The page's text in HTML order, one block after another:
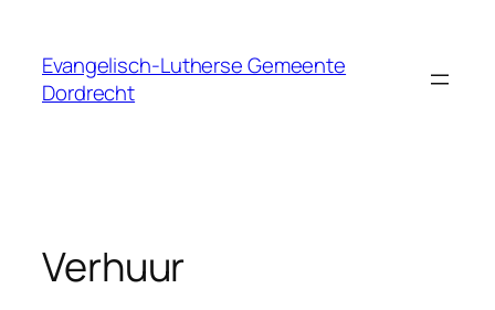
content
Evangelisch-Lutherse Gemeente
Dordrecht
Verhuur